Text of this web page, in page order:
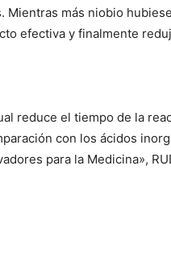
más niobio
efectiva y finalmente
reduce el tiempo de la
con los ácidos
para la Medicina»,